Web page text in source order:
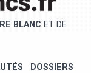
BLANC ET DE
DOSSIERS